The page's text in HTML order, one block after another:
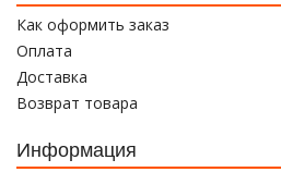
Как оформить заказ
Оплата
Доставка
Возврат товара
Информация